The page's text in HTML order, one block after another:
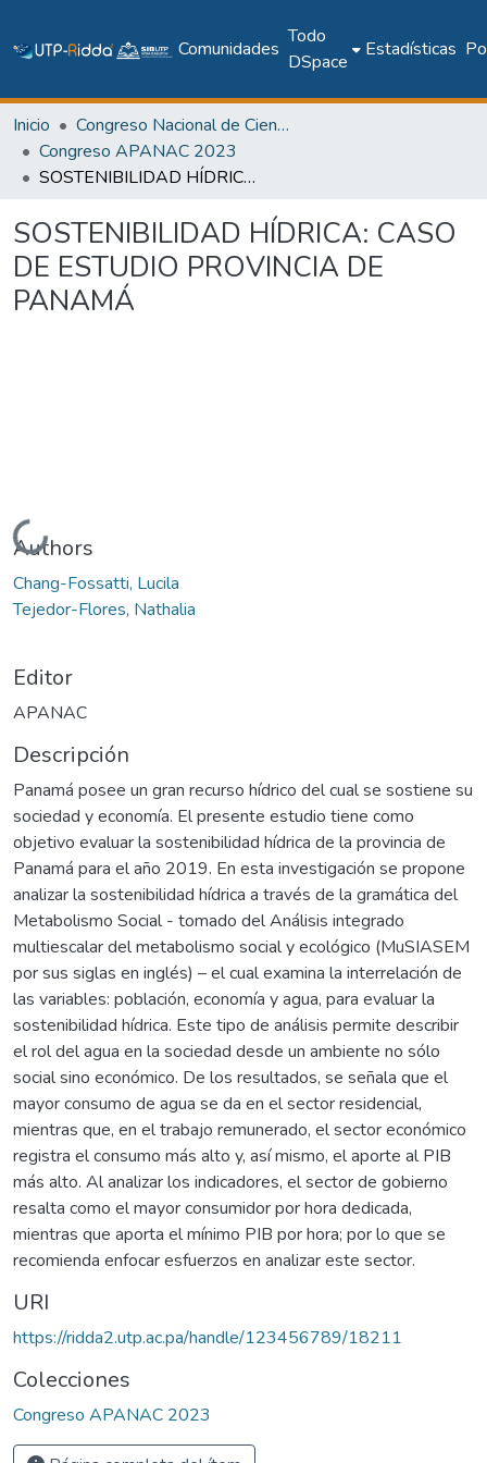
Comunidades
Todo
DSpace
Estadísticas
Inicio
Congreso Nacional de Ciencia y Tecnología – APANAC
Congreso APANAC 2023
SOSTENIBILIDAD HÍDRICA: CASO DE ESTUDIO PROVINCIA DE PANAMÁ
SOSTENIBILIDAD HÍDRICA: CASO
DE ESTUDIO PROVINCIA DE
PANAMÁ
Cargando...
Authors
Chang-Fossatti, Lucila
Tejedor-Flores, Nathalia
Editor
APANAC
Descripción
Panamá posee un gran recurso hídrico del cual se sostiene su
sociedad y economía. El presente estudio tiene como
objetivo evaluar la sostenibilidad hídrica de la provincia de
Panamá para el año 2019. En esta investigación se propone
analizar la sostenibilidad hídrica a través de la gramática del
Metabolismo Social - tomado del Análisis integrado
multiescalar del metabolismo social y ecológico (MuSIASEM
por sus siglas en inglés) – el cual examina la interrelación de
las variables: población, economía y agua, para evaluar la
sostenibilidad hídrica. Este tipo de análisis permite describir
el rol del agua en la sociedad desde un ambiente no sólo
social sino económico. De los resultados, se señala que el
mayor consumo de agua se da en el sector residencial,
mientras que, en el trabajo remunerado, el sector económico
registra el consumo más alto y, así mismo, el aporte al PIB
más alto. Al analizar los indicadores, el sector de gobierno
resalta como el mayor consumidor por hora dedicada,
mientras que aporta el mínimo PIB por hora; por lo que se
recomienda enfocar esfuerzos en analizar este sector.
URI
https://ridda2.utp.ac.pa/handle/123456789/18211
Colecciones
Congreso APANAC 2023